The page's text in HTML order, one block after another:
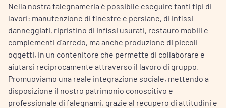
Nella nostra falegnameria è possibile eseguire tanti tipi di
lavori: manutenzione di finestre e persiane, di infissi
danneggiati, ripristino di infissi usurati, restauro mobili e
complementi d’arredo, ma anche produzione di piccoli
oggetti, in un contenitore che permette di collaborare e
aiutarsi reciprocamente attraverso il lavoro di gruppo.
Promuoviamo una reale integrazione sociale, mettendo a
disposizione il nostro patrimonio conoscitivo e
professionale di falegnami, grazie al recupero di attitudini e